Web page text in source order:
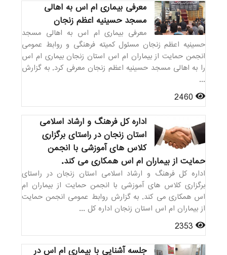
معرفی بیماری ام اس به اهالی
مسجد حسینیه اعظم زنجان
معرفی بیماری ام اس به اهالی مسجد
حسینیه اعظم زنجان مسئول کمیته فرهنگی و روابط عمومی
انجمن حمایت از بیماران ام اس استان زنجان بیماری ام اس
را به اهالی مسجد حسینیه اعظم زنجان معرفی کرد. به گزارش
...
اداره کل فرهنگ و ارشاد اسلامی
استان زنجان در راستای برگزاری
کلاس های آموزشی با انجمن
حمایت از بیماران ام اس همکاری می کند.
اداره کل فرهنگ و ارشاد اسلامی استان زنجان در راستای
برگزاری کلاس های آموزشی با انجمن حمایت از بیماران ام
اس همکاری می کند. به گزارش روابط عمومی انجمن حمایت
از بیماران ام اس استان زنجان اداره کل ...
جلسه آشنایی با بیماری ام اس در